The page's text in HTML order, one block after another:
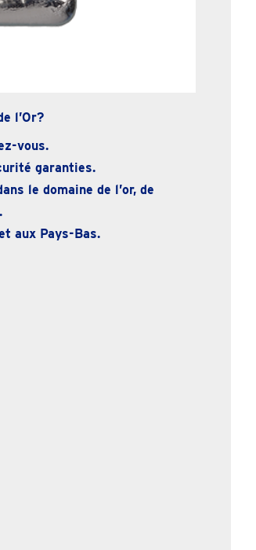
l’Or?
vous.
garanties.
le domaine de l’or, de
aux Pays-Bas.